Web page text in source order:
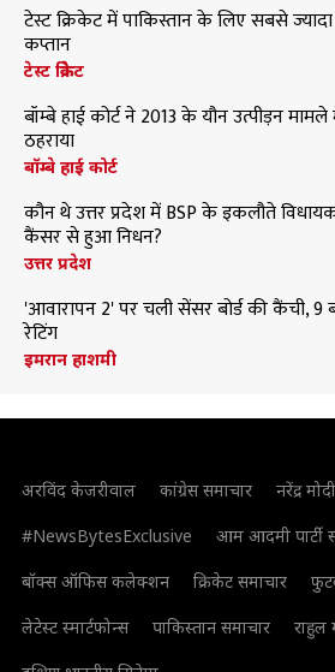
टेस्ट क्रिकेट में पाकिस्तान के लिए सबसे
कप्तान
टेस्ट क्रिकेट
बॉम्बे हाई कोर्ट ने 2013 के यौन उत्पीड़न
ठहराया
बॉम्बे हाई कोर्ट
कौन थे उत्तर प्रदेश में BSP के इकलौते
कैंसर से हुआ निधन?
उत्तर प्रदेश
'आवारापन 2' पर चली सेंसर बोर्ड की कैंची, 9
रेटिंग
इमरान हाशमी
अरविंद केजरीवाल कांग्रेस समाचार नरेंद्र मोदी
#NewsBytesExclusive
आम आदमी पार्टी
बॉक्स ऑफिस कलेक्शन
क्रिकेट समाचार
लेटेस्ट स्मार्टफोन्स
पाकिस्तान समाचार राहुल